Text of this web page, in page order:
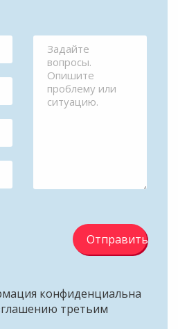
Отправить
конфиденциальна
третьим